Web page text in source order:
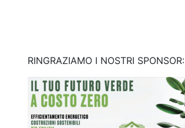
RINGRAZIAMO I NOSTRI SPONSOR: